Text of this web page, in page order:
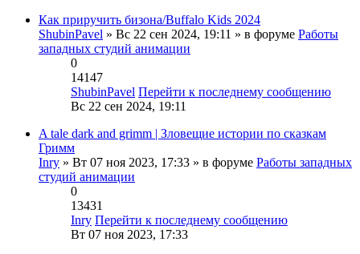
Как приручить бизона/Buffalo Kids 2024
ShubinPavel » Вс 22 сен 2024, 19:11 » в форуме Работы
западных студий анимации
0
14147
ShubinPavel Перейти к последнему сообщению
Вс 22 сен 2024, 19:11
A tale dark and grimm | Зловещие истории по сказкам
Гримм
Inry » Вт 07 ноя 2023, 17:33 » в форуме Работы западных
студий анимации
0
13431
Inry Перейти к последнему сообщению
Вт 07 ноя 2023, 17:33